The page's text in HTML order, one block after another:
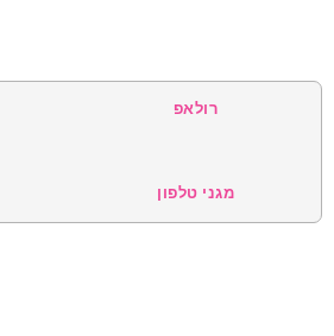
רולאפ
מגני טלפון